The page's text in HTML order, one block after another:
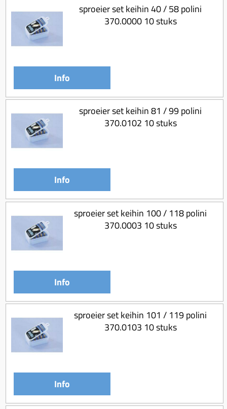
sproeier set keihin 40 / 58 polini
370.0000 10 stuks
Info
sproeier set keihin 81 / 99 polini
370.0102 10 stuks
Info
sproeier set keihin 100 / 118 polini
370.0003 10 stuks
Info
sproeier set keihin 101 / 119 polini
370.0103 10 stuks
Info